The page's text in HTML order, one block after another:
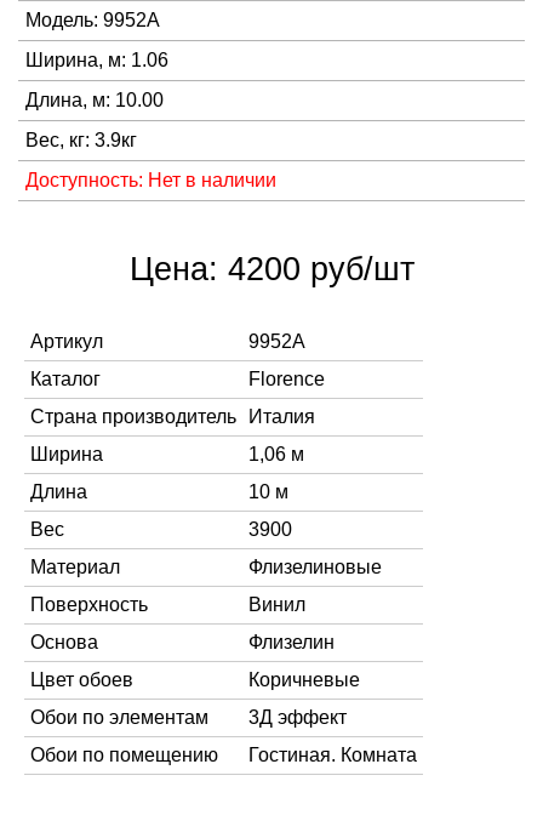
Модель: 9952A
Ширина, м: 1.06
Длина, м: 10.00
Вес, кг: 3.9кг
Доступность: Нет в наличии
Цена: 4200 руб/шт
Артикул
9952A
Каталог
Florence
Страна производитель
Италия
Ширина
1,06 м
Длина
10 м
Вес
3900
Материал
Флизелиновые
Поверхность
Винил
Основа
Флизелин
Цвет обоев
Коричневые
Обои по элементам
3Д эффект
Обои по помещению
Гостиная. Комната